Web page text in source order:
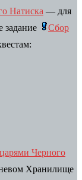
Натиска — для
задание
Сбор
Черного
Хранилище